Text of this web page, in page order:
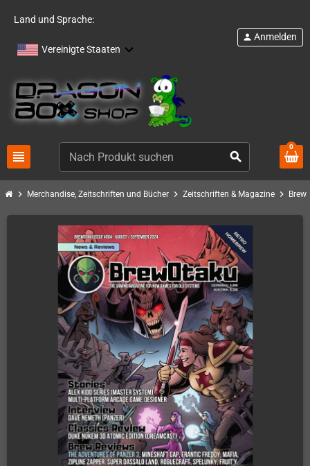
Land und Sprache:
Vereinigte Staaten
view_headline search
person Anmelden
0
chevron_right Merchandise, Zeitschriften und Bücher chevron_right Zeitschriften & Magazine chevron_right